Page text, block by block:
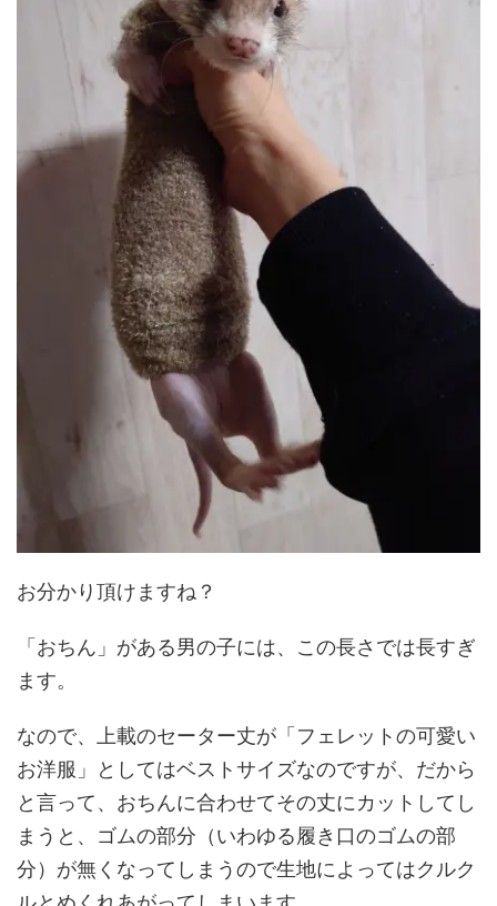
お分かり頂けますね？
「おちん」がある男の子には、この長さでは長すぎ
ます。
なので、上載のセーター丈が「フェレットの可愛い
お洋服」としてはベストサイズなのですが、だから
と言って、おちんに合わせてその丈にカットしてし
まうと、ゴムの部分（いわゆる履き口のゴムの部
分）が無くなってしまうので生地によってはクルク